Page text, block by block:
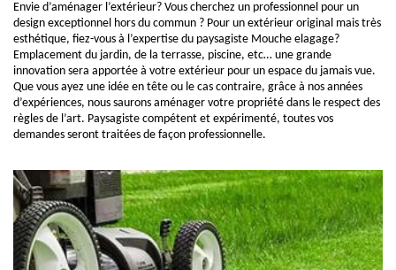
Envie d’aménager l’extérieur? Vous cherchez un professionnel pour un
design exceptionnel hors du commun ? Pour un extérieur original mais très
esthétique, fiez-vous à l’expertise du paysagiste Mouche elagage?
Emplacement du jardin, de la terrasse, piscine, etc… une grande
innovation sera apportée à votre extérieur pour un espace du jamais vue.
Que vous ayez une idée en tête ou le cas contraire, grâce à nos années
d’expériences, nous saurons aménager votre propriété dans le respect des
règles de l’art. Paysagiste compétent et expérimenté, toutes vos
demandes seront traitées de façon professionnelle.